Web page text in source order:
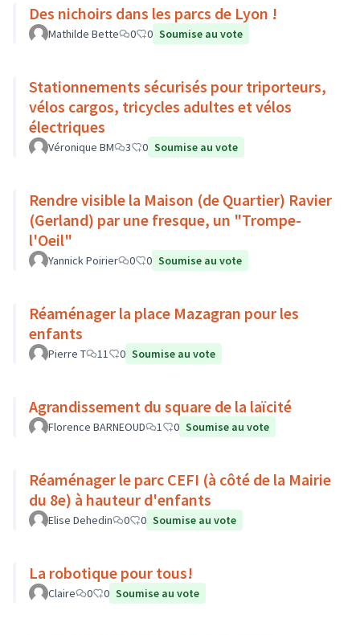
Des nichoirs dans les parcs de Lyon !
Mathilde Bette 0 0 Soumise au vote
Stationnements sécurisés pour triporteurs,
vélos cargos, tricycles adultes et vélos
électriques
Véronique BM 3 0 Soumise au vote
Rendre visible la Maison (de Quartier) Ravier
(Gerland) par une fresque, un "Trompe-
l'Oeil"
Yannick Poirier 0 0 Soumise au vote
Réaménager la place Mazagran pour les
enfants
Pierre T 11 0 Soumise au vote
Agrandissement du square de la laïcité
Florence BARNEOUD 1 0 Soumise au vote
Réaménager le parc CEFI (à côté de la Mairie
du 8e) à hauteur d'enfants
Elise Dehedin 0 0 Soumise au vote
La robotique pour tous!
Claire 0 0 Soumise au vote